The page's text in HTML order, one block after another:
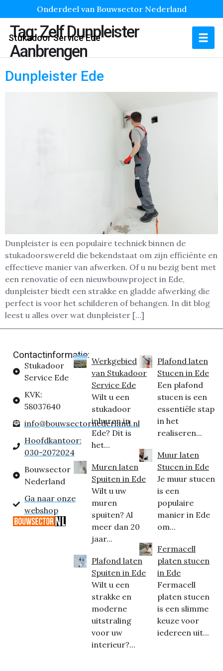
Onderdeel van Bouwsector Nederland
Stukadoor Service Ede
Tag:Zelf Dunpleister
Aanbrengen
Dunpleister Ede
Dunpleister is een populaire techniek binnen de
stukadoorswereld die bekendstaat om zijn efficiënte en
effectieve manier van afwerken. Of u nu bezig bent met
een renovatie of een nieuwbouwproject in Ede,
dunpleister biedt een strakke en gladde afwerking die
perfect is voor het schilderen of behangen. In dit blog
leest u alles over wat dunpleister […]
Contactinformatie:
Stukadoor
Service Ede
KVK:
58037640
info@bouwsectornederland.nl
Hoofdkantoor:
030-2072024
Bouwsector
Nederland
Ga naar onze
webshop
Werkgebied
van Stukadoor
Service Ede
Wilt u een
stukadoor
inhuren in
Ede? Dit is
het...
Muren laten
Spuiten in Ede
Wilt u uw
muren
spuiten? Al
meer dan 20
jaar...
Plafond laten
Spuiten in Ede
Wilt u een
strakke en
moderne
uitstraling
voor uw
interieur?...
Plafond laten
Stucen in Ede
Een plafond
stucen is een
essentiële stap
in het
realiseren...
Muur laten
Stucen in Ede
Je muur stucen
is een
populaire
manier in Ede
om...
Fermacell
platen stucen
in Ede
Fermacell
platen stucen
is een slimme
keuze voor
iedereen uit...